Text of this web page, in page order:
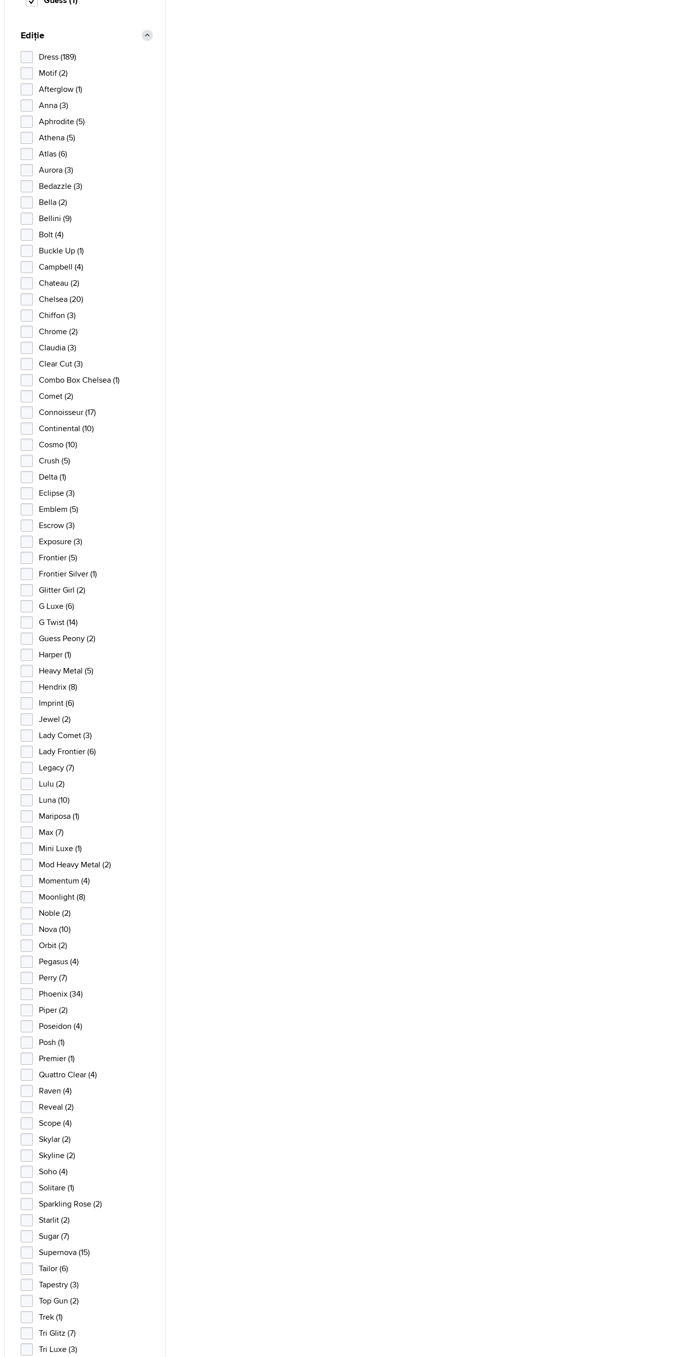
Ediție
Dress (189)
Motif (2)
Afterglow (1)
Anna (3)
Aphrodite (5)
Athena (5)
Atlas (6)
Aurora (3)
Bedazzle (3)
Bella (2)
Bellini (9)
Bolt (4)
Buckle Up (1)
Campbell (4)
Chateau (2)
Chelsea (20)
Chiffon (3)
Chrome (2)
Claudia (3)
Clear Cut (3)
Combo Box Chelsea (1)
Comet (2)
Connoisseur (17)
Continental (10)
Cosmo (10)
Crush (5)
Delta (1)
Eclipse (3)
Emblem (5)
Escrow (3)
Exposure (3)
Frontier (5)
Frontier Silver (1)
Glitter Girl (2)
G Luxe (6)
G Twist (14)
Guess Peony (2)
Harper (1)
Heavy Metal (5)
Hendrix (8)
Imprint (6)
Jewel (2)
Lady Comet (3)
Lady Frontier (6)
Legacy (7)
Lulu (2)
Luna (10)
Mariposa (1)
Max (7)
Mini Luxe (1)
Mod Heavy Metal (2)
Momentum (4)
Moonlight (8)
Noble (2)
Nova (10)
Orbit (2)
Pegasus (4)
Perry (7)
Phoenix (34)
Piper (2)
Poseidon (4)
Posh (1)
Premier (1)
Quattro Clear (4)
Raven (4)
Reveal (2)
Scope (4)
Skylar (2)
Skyline (2)
Soho (4)
Solitare (1)
Sparkling Rose (2)
Starlit (2)
Sugar (7)
Supernova (15)
Tailor (6)
Tapestry (3)
Top Gun (2)
Trek (1)
Tri Glitz (7)
Tri Luxe (3)